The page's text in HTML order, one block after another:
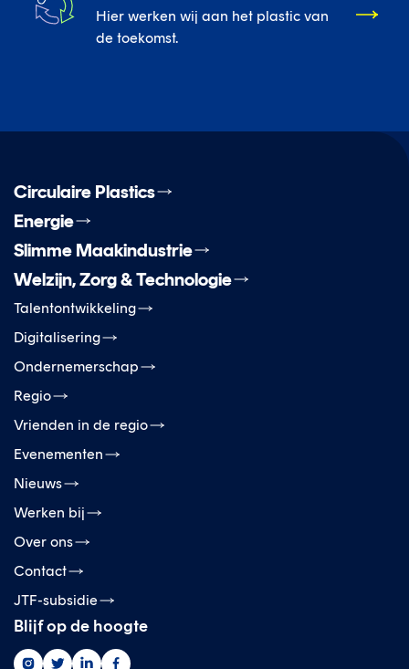
Hier werken wij aan het plastic van
de toekomst.
Circulaire Plastics
Energie
Slimme Maakindustrie
Welzijn, Zorg & Technologie
Talentontwikkeling
Digitalisering
Ondernemerschap
Regio
Vrienden in de regio
Evenementen
Nieuws
Werken bij
Over ons
Contact
JTF-subsidie
Blijf op de hoogte
Greenwise
Greenwise
Greenwise
Greenwise